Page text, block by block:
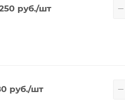
руб./шт
руб./шт